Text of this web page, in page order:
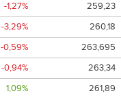
-1,27%
259,23
-3,29%
260,18
-0,59%
263,695
-0,94%
263,34
1,09%
261,89